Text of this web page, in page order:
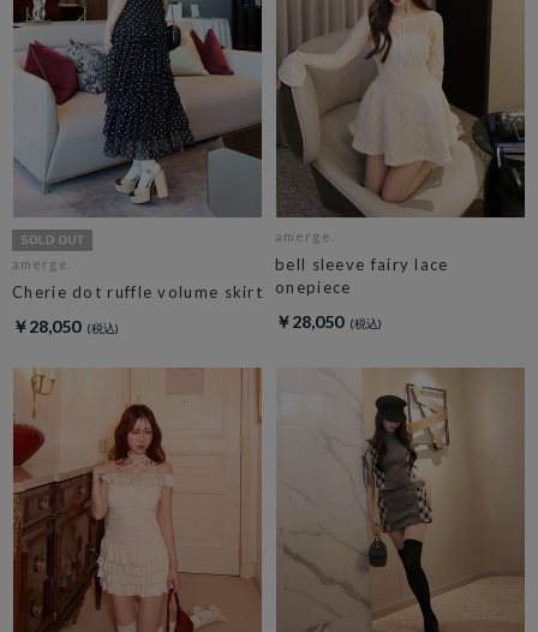
amerge.
Cherie dot ruffle volume skirt
￥28,050
amerge.
bell sleeve fairy lace
onepiece
￥28,050